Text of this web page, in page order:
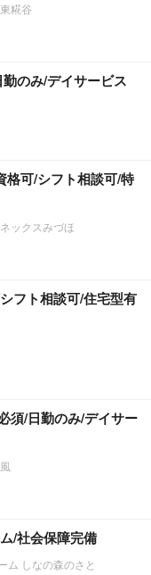
糀谷
のみ/デイサービス
格可/シフト相談可/特
ックスみづほ
フト相談可/住宅型有
須/日勤のみ/デイサー
/社会保障完備
ム しなの森のさと